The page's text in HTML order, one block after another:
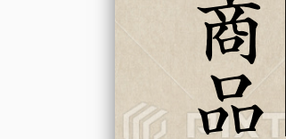
ロン
長方形 40 × 70mm
会社名_ロゴあり
テンプレートを選択する